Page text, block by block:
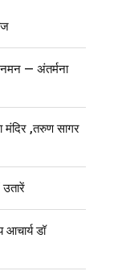
नमन — अंतर्मना
मंदिर ,तरुण सागर
डॉ